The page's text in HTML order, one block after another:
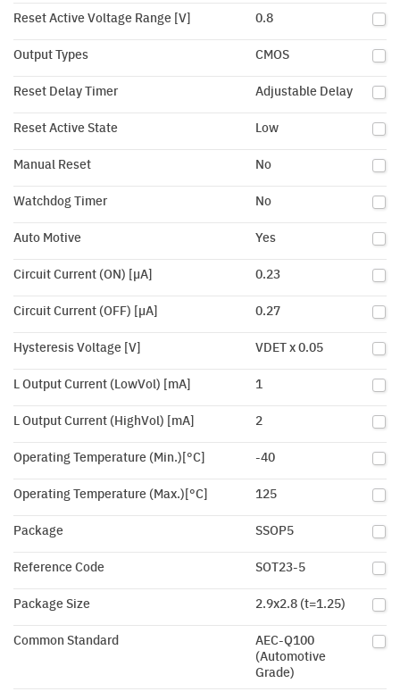
Reset Active Voltage Range [V] 0.8
Output Types CMOS
Reset Delay Timer Adjustable Delay
Reset Active State Low
Manual Reset No
Watchdog Timer No
Auto Motive Yes
Circuit Current (ON) [µA] 0.23
Circuit Current (OFF) [µA] 0.27
Hysteresis Voltage [V] VDET x 0.05
L Output Current (LowVol) [mA] 1
L Output Current (HighVol) [mA] 2
Operating Temperature (Min.)[°C] -40
Operating Temperature (Max.)[°C] 125
Package SSOP5
Reference Code SOT23-5
Package Size 2.9x2.8 (t=1.25)
Common Standard
AEC-Q100
(Automotive
Grade)